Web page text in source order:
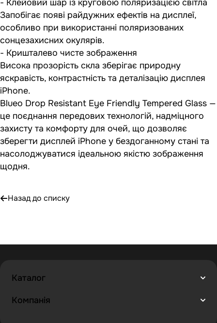
- Клейовий шар із круговою поляризацією світла
Запобігає появі райдужних ефектів на дисплеї,
особливо при використанні поляризованих
сонцезахисних окулярів.
- Кришталево чисте зображення
Висока прозорість скла зберігає природну
яскравість, контрастність та деталізацію дисплея
iPhone.
Blueo Drop Resistant Eye Friendly Tempered Glass —
це поєднання передових технологій, надміцного
захисту та комфорту для очей, що дозволяє
зберегти дисплей iPhone у бездоганному стані та
насолоджуватися ідеальною якістю зображення
щодня.
Назад до списку
Каталог
Компанія